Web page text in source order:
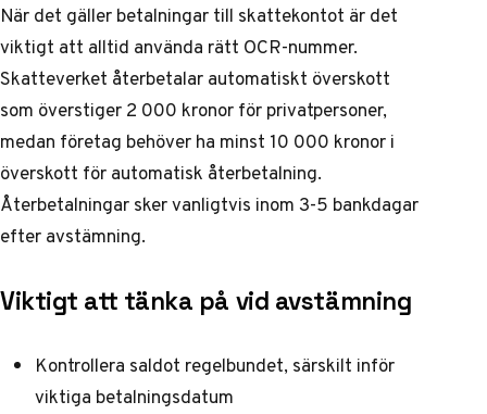
När det gäller betalningar till skattekontot är det
viktigt att alltid använda rätt OCR-nummer.
Skatteverket återbetalar automatiskt överskott
som överstiger 2 000 kronor för privatpersoner,
medan företag behöver ha minst 10 000 kronor i
överskott för automatisk återbetalning.
Återbetalningar sker vanligtvis inom 3-5 bankdagar
efter avstämning.
Viktigt att tänka på vid avstämning
Kontrollera saldot regelbundet, särskilt inför
viktiga betalningsdatum